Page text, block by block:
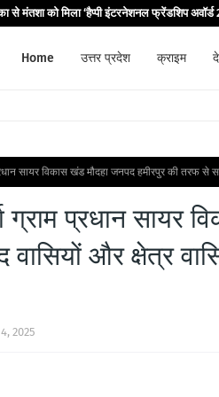
से मंतशा को मिला ‘हैप्पी इंटरनेशनल फ्रेंडशिप अवॉर्ड
Home उत्तर प्रदेश क्राइम
सायर विकास खंड मौदहा जनपद हमीरपुर की तरफ
ग्राम प्रधान
और क्षेत्र
2025